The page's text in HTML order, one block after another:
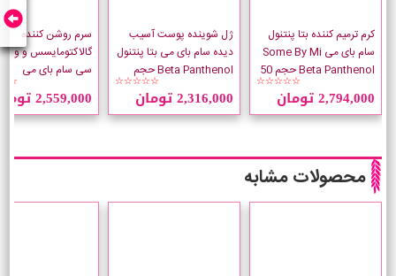
کرم ترمیم کننده بتا پنتنول
سام بای می Some By Mi
Beta Panthenol حجم 50
☆☆☆☆☆
2,794,000 تومان
ژل شوینده پوست آسیب
دیده سام بای می بتا پنتنول
Beta Panthenol حجم
☆☆☆☆☆
2,316,000 تومان
سرم روشن کننده
گالاکتومایسس و
سی سام بای می
میلی لیتر
2,559,000 تومان
محصولات مشابه